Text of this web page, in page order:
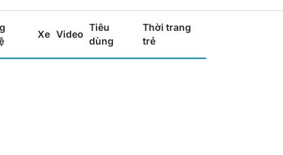
Xe Video
Tiêu
dùng
Thời trang
trẻ